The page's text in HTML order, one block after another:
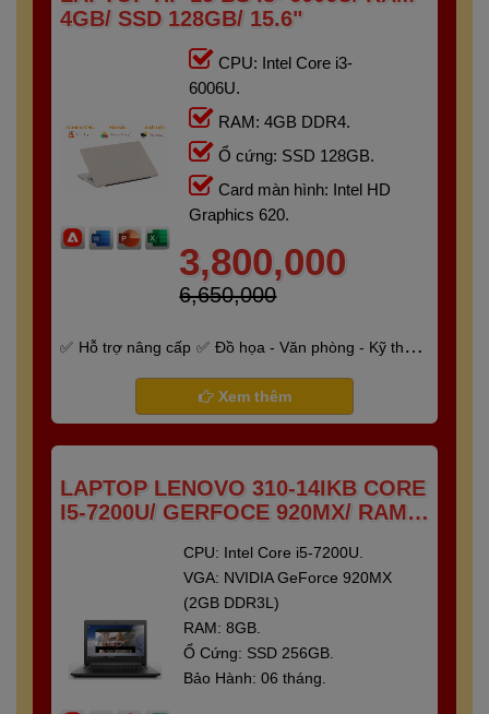
4GB/ SSD 128GB/ 15.6"
CPU: Intel Core i3-
6006U.
RAM: 4GB DDR4.
Ổ cứng: SSD 128GB.
Card màn hình: Intel HD
Graphics 620.
3,800,000
6,650,000
Hỗ trợ nâng cấp
Đồ họa - Văn phòng - Kỹ thuật
Bảo hành 6 tháng
Xem thêm
LAPTOP LENOVO 310-14IKB CORE
I5-7200U/ GERFOCE 920MX/ RAM 8
CPU: Intel Core i5-7200U.
VGA: NVIDIA GeForce 920MX
(2GB DDR3L)
RAM: 8GB.
Ổ Cứng: SSD 256GB.
Bảo Hành: 06 tháng.